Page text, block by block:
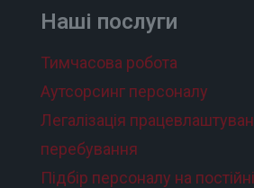
Наші послуги
Тимчасова робота
Аутсорсинг персоналу
Легалізація
перебування
Підбір персоналу на